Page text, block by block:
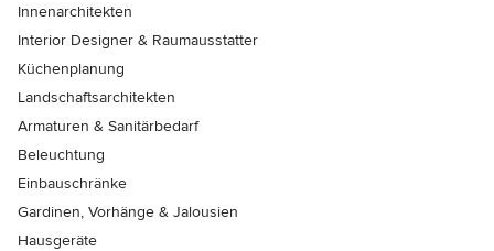
Innenarchitekten
Interior Designer & Raumausstatter
Küchenplanung
Landschaftsarchitekten
Armaturen & Sanitärbedarf
Beleuchtung
Einbauschränke
Gardinen, Vorhänge & Jalousien
Hausgeräte